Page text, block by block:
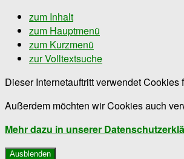
zum Inhalt
zum Hauptmenü
zum Kurzmenü
zur Volltextsuche
Dieser Internetauftritt verwendet
Außerdem möchten wir Cookies auch
Mehr dazu in unserer
Ausblenden